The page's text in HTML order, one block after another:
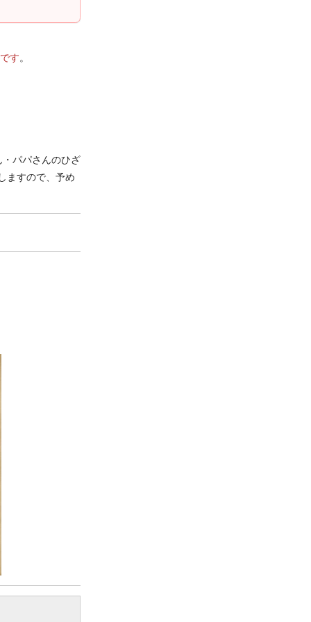
す。
パパさんのひざ
ますので、予め